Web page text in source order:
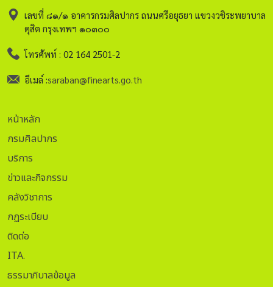
เลขที่ ๘๑/๑ อาคารกรมศิลปากร ถนนศรีอยุธยา แขวงวชิระพยาบาล
ดุสิต กรุงเทพฯ ๑๐๓๐๐
โทรศัพท์ : 02 164 2501-2
อีเมล์ :saraban@finearts.go.th
หน้าหลัก
กรมศิลปากร
บริการ
ข่าวและกิจกรรม
คลังวิชาการ
กฏระเบียบ
ติดต่อ
ITA.
ธรรมาภิบาลข้อมูล